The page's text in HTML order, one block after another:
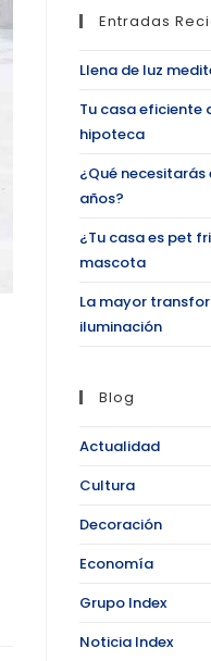
Entradas
Llena de luz
Tu casa eficiente
hipoteca
¿Qué necesitarás
años?
¿Tu casa es pet
mascota
La mayor
iluminación
Blog
Actualidad
Cultura
Decoración
Economía
Grupo Index
Noticia Index